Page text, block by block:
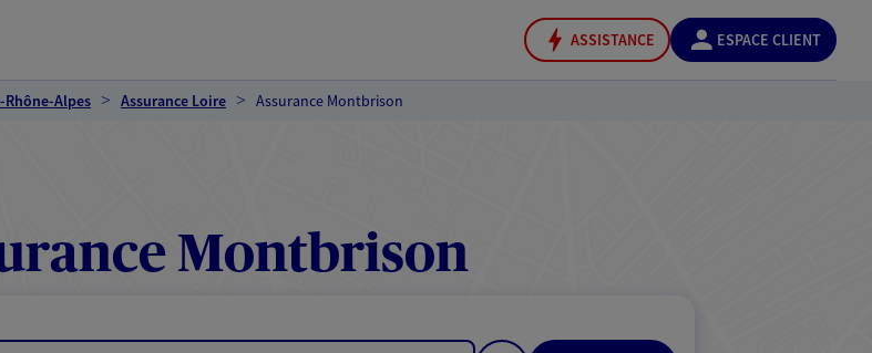
ASSISTANCE ESPACE CLIENT
Rhône-Alpes Assurance Loire Assurance Montbrison
Montbrison